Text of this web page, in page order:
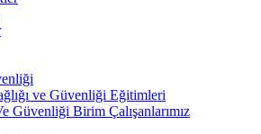
ve Güvenliği Eğitimleri
Güvenliği Birim Çalışanlarımız